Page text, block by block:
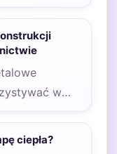
a
się ogromną
w
połowy
ciepła?